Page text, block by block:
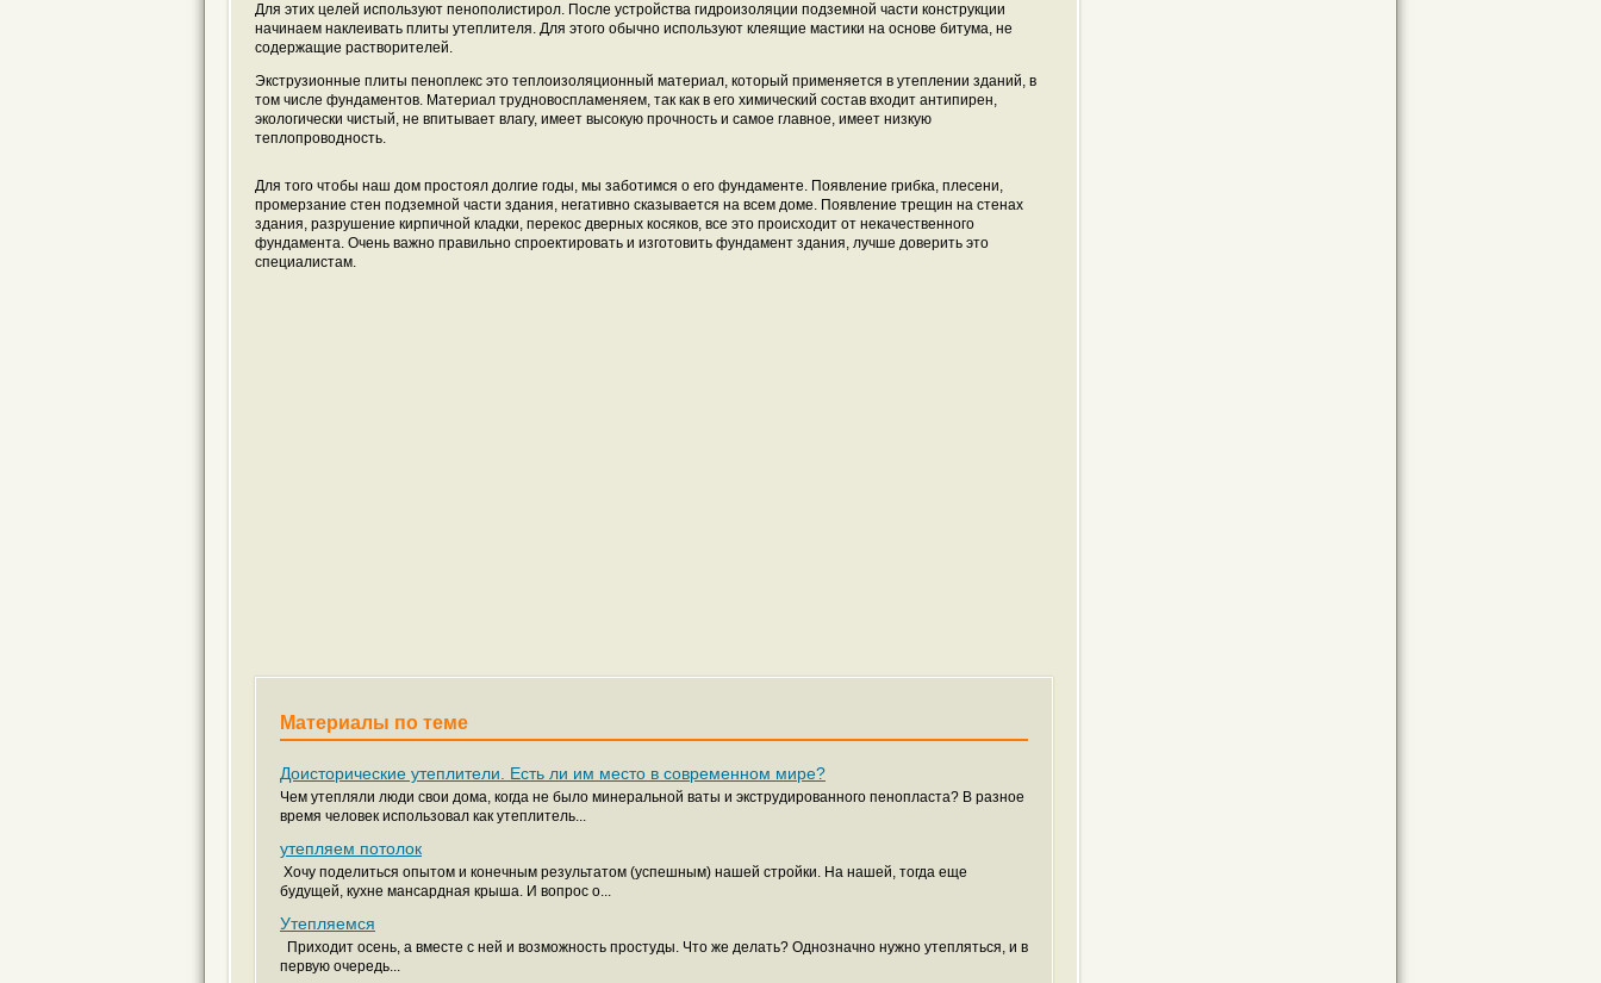
Для этих целей используют пенополистирол. После устройства гидроизоляции подземной части конструкции
начинаем наклеивать плиты утеплителя. Для этого обычно используют клеящие мастики на основе битума, не
содержащие растворителей.
Экструзионные плиты пеноплекс это теплоизоляционный материал, который применяется в утеплении зданий, в
том числе фундаментов. Материал трудновоспламеняем, так как в его химический состав входит антипирен,
экологически чистый, не впитывает влагу, имеет высокую прочность и самое главное, имеет низкую
теплопроводность.
Для того чтобы наш дом простоял долгие годы, мы заботимся о его фундаменте. Появление грибка, плесени,
промерзание стен подземной части здания, негативно сказывается на всем доме. Появление трещин на стенах
здания, разрушение кирпичной кладки, перекос дверных косяков, все это происходит от некачественного
фундамента. Очень важно правильно спроектировать и изготовить фундамент здания, лучше доверить это
специалистам.
Материалы по теме
Доисторические утеплители. Есть ли им место в современном мире?
Чем утепляли люди свои дома, когда не было минеральной ваты и экструдированного пенопласта? В разное
время человек использовал как утеплитель...
утепляем потолок
Хочу поделиться опытом и конечным результатом (успешным) нашей стройки. На нашей, тогда еще
будущей, кухне мансардная крыша. И вопрос о...
Утепляемся
Приходит осень, а вместе с ней и возможность простуды. Что же делать? Однозначно нужно утепляться, и в
первую очередь...